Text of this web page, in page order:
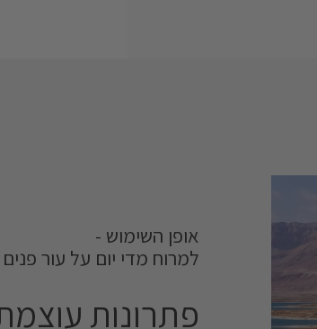
אופן השימוש -
למרוח מדי יום על עור
פתרונות